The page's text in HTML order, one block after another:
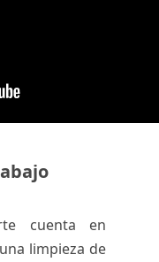
cuenta en
limpieza de